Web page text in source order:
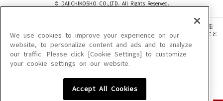
© DAIICHIKOSHO CO.,LTD. All Rights Reserved.
このサイトに掲載されている一切の文章・画像・写真・動画・音声等を、手段や形態
を問わず、著作権法の定める範囲を超えて無断で複製、転載、ファイル化などすること
を禁じます。
楽曲及びコンテンツは、機種によりご利用いただけない場合があります。
楽曲及びコンテンツの配信日、配信内容が変更になる場合があります。
We use cookies to improve your experience on our
website, to personalize content and ads and to analyze
our traffic. Please click [Cookie Settings] to customize
your cookie settings on our website.
Accept All Cookies